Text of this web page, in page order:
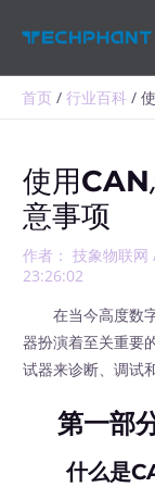
首页 行业百科
使用CAN
意事项
作者： 技象物联网
23:26:02
在当今高度数字
器扮演着至关重要
试器来诊断、调试
第一部
什么是